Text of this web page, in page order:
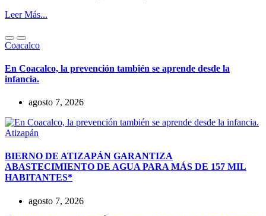
Leer Más...
Coacalco
En Coacalco, la prevención también se aprende desde la
infancia.
agosto 7, 2026
Atizapán
BIERNO DE ATIZAPÁN GARANTIZA
ABASTECIMIENTO DE AGUA PARA MÁS DE 157 MIL
HABITANTES*
agosto 7, 2026